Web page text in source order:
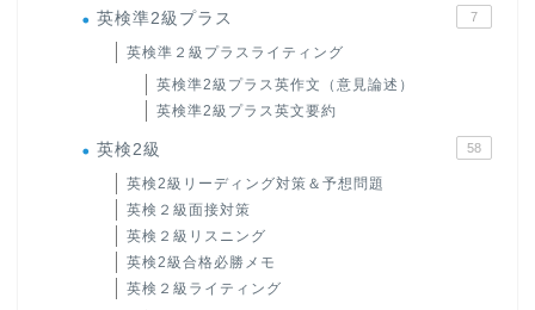
英検準2級プラス 7
英検準２級プラスライティング
英検準2級プラス英作文（意見論述）
英検準2級プラス英文要約
英検2級 58
英検2級リーディング対策＆予想問題
英検２級面接対策
英検２級リスニング
英検2級合格必勝メモ
英検２級ライティング